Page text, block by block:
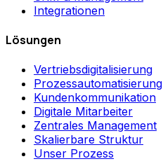
Integrationen
Lösungen
Vertriebsdigitalisierung
Prozessautomatisierung
Kundenkommunikation
Digitale Mitarbeiter
Zentrales Management
Skalierbare Struktur
Unser Prozess